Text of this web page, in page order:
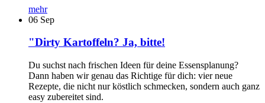
mehr
06 Sep
"Dirty Kartoffeln? Ja, bitte!
Du suchst nach frischen Ideen für deine Essensplanung?
Dann haben wir genau das Richtige für dich: vier neue
Rezepte, die nicht nur köstlich schmecken, sondern auch ganz
easy zubereitet sind.